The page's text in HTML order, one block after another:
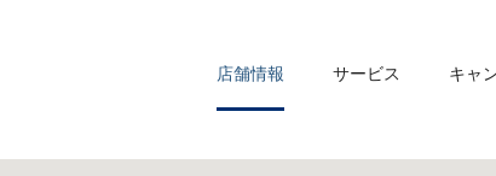
店舗情報 サービス キャ